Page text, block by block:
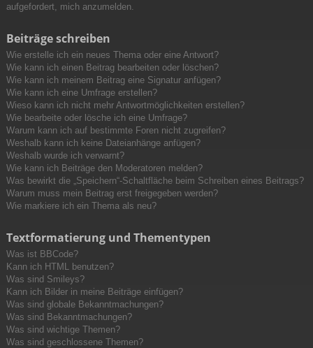
aufgefordert, mich anzumelden.
Beiträge schreiben
Wie erstelle ich ein neues Thema oder eine Antwort?
Wie kann ich einen Beitrag bearbeiten oder löschen?
Wie kann ich meinem Beitrag eine Signatur anfügen?
Wie kann ich eine Umfrage erstellen?
Wieso kann ich nicht mehr Antwortmöglichkeiten erstellen?
Wie bearbeite oder lösche ich eine Umfrage?
Warum kann ich auf bestimmte Foren nicht zugreifen?
Weshalb kann ich keine Dateianhänge anfügen?
Weshalb wurde ich verwarnt?
Wie kann ich Beiträge den Moderatoren melden?
Was bewirkt die „Speichern“-Schaltfläche beim Schreiben eines Beitrags?
Warum muss mein Beitrag erst freigegeben werden?
Wie markiere ich ein Thema als neu?
Textformatierung und Thementypen
Was ist BBCode?
Kann ich HTML benutzen?
Was sind Smileys?
Kann ich Bilder in meine Beiträge einfügen?
Was sind globale Bekanntmachungen?
Was sind Bekanntmachungen?
Was sind wichtige Themen?
Was sind geschlossene Themen?